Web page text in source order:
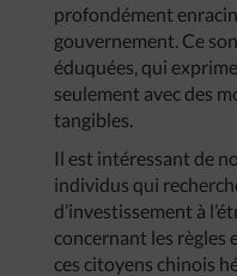
profondément
gouvernement. Ce
éduquées, qui
seulement avec des
tangibles.
Il est intéressant de
individus qui
d’investissement à
concernant les règles
ces citoyens chinois